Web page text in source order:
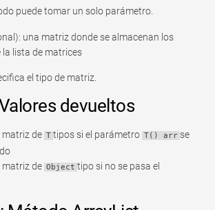
puede tomar un solo parámetro.
una matriz donde se almacenan los
la lista de matrices
el tipo de matriz.
devueltos
matriz de T tipos si el parámetro T() arr se
matriz de Object tipo si no se pasa el